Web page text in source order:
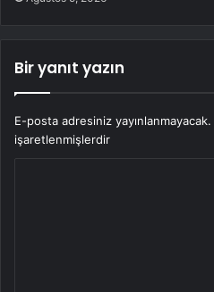
Bir yanıt yazın
E-posta adresiniz yayınlanmayacak.
işaretlenmişlerdir